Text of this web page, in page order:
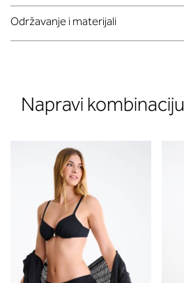
Održavanje i materijali
Napravi kombinaciju